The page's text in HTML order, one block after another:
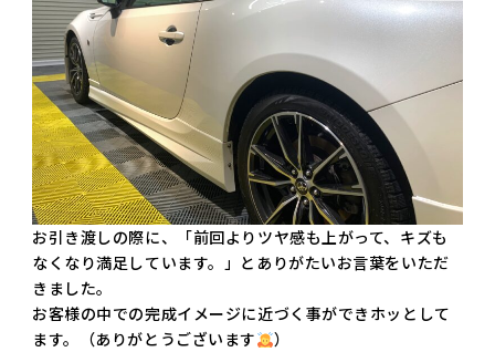
お引き渡しの際に、「前回よりツヤ感も上がって、キズも
なくなり満足しています。」とありがたいお言葉をいただ
きました。
お客様の中での完成イメージに近づく事ができホッとして
ます。（ありがとうございます
）